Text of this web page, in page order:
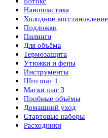
Нанопластика
Холодное восстановление
Подложки
Пилинги
Для объёма
Термозащита
Утюжки и фены
Инструменты
Шго шаг 1
Маски шаг 3
Пробные объёмы
Домашний уход
Стартовые наборы
Расходники